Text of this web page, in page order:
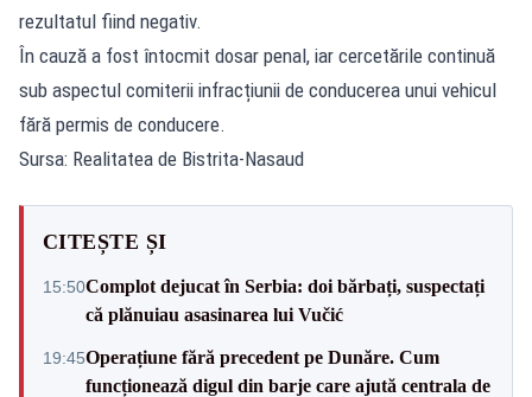
rezultatul fiind negativ.
În cauză a fost întocmit dosar penal, iar cercetările continuă
sub aspectul comiterii infracțiunii de conducerea unui vehicul
fără permis de conducere.
Sursa: Realitatea de Bistrita-Nasaud
CITEȘTE ȘI
15:50Complot dejucat în Serbia: doi bărbați, suspectați
că plănuiau asasinarea lui Vučić
19:45Operațiune fără precedent pe Dunăre. Cum
funcționează digul din barje care ajută centrala de